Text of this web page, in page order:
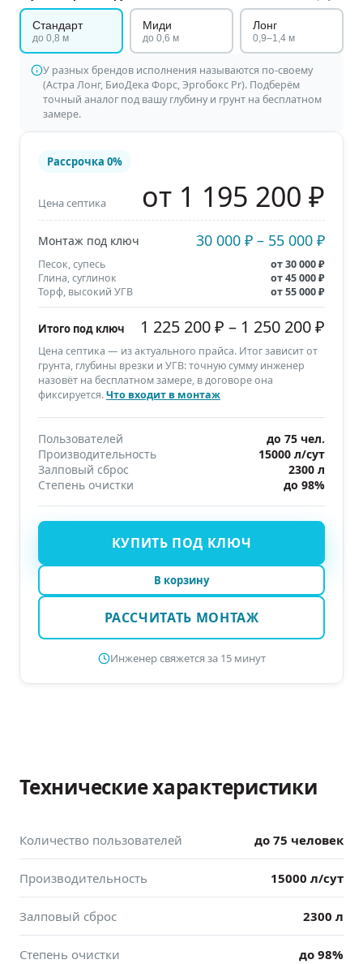
Стандарт
до 0,8 м
Миди
до 0,6 м
Лонг
0,9–1,4 м
У разных брендов исполнения называются по-своему
(Астра Лонг, БиоДека Форс, Эргобокс Pr). Подберём
точный аналог под вашу глубину и грунт на бесплатном
замере.
Рассрочка 0%
Цена септика от 1 195 200 ₽
Монтаж под ключ 30 000 ₽ – 55 000 ₽
Песок, супесь от30 000 ₽
Глина, суглинок
от45 000 ₽
Торф, высокий УГВ
от55 000 ₽
Итого под ключ 1 225 200 ₽ – 1 250 200 ₽
Цена септика — из актуального прайса. Итог зависит от
грунта, глубины врезки и УГВ: точную сумму инженер
назовёт на бесплатном замере, в договоре она
фиксируется.Что входит в монтаж
Пользователей
до 75 чел.
Производительность
15000 л/сут
Залповый сброс
2300 л
Степень очистки
до 98%
КУПИТЬ ПОД КЛЮЧ
В корзину
РАССЧИТАТЬ МОНТАЖ
Инженер свяжется за 15 минут
Технические характеристики
Количество пользователей до 75 человек
Производительность 15000 л/сут
Залповый сброс 2300 л
Степень очистки до 98%